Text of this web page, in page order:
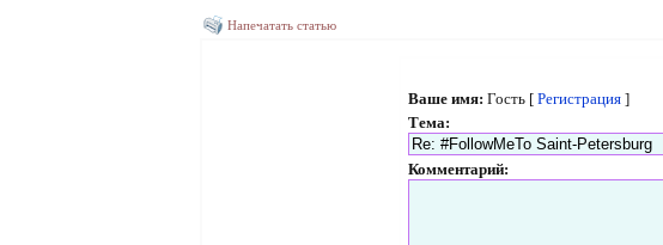
Напечатать статью
Ваше имя: Гость [ Регистрация ]
Тема:
Комментарий: